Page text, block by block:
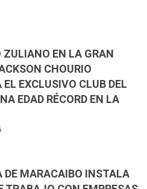
ZULIANO EN LA GRAN
CHOURIO
EXCLUSIVO CLUB DEL
EDAD RÉCORD EN LA
DE MARACAIBO INSTALA